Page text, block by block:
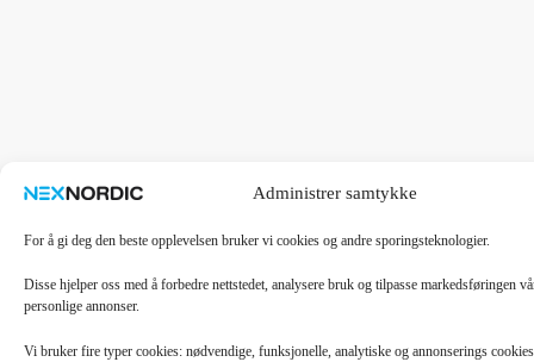
Administrer samtykke
For å gi deg den beste opplevelsen bruker vi cookies og andre sporingsteknologier.
Disse hjelper oss med å forbedre nettstedet, analysere bruk og tilpasse markedsføringen
personlige annonser.
Vi bruker fire typer cookies: nødvendige, funksjonelle, analytiske og annonserings